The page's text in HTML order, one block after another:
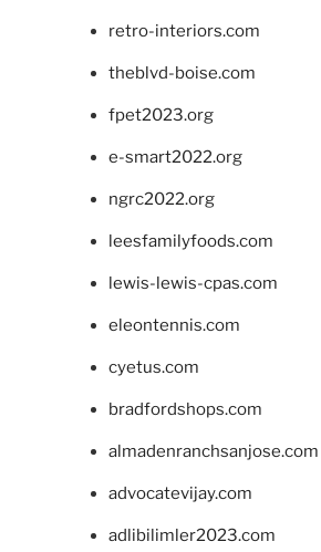
retro-interiors.com
theblvd-boise.com
fpet2023.org
e-smart2022.org
ngrc2022.org
leesfamilyfoods.com
lewis-lewis-cpas.com
eleontennis.com
cyetus.com
bradfordshops.com
almadenranchsanjose.com
advocatevijay.com
adlibilimler2023.com